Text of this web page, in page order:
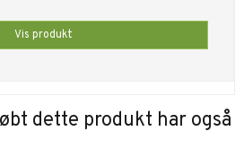
Vis produkt
dette produkt har også